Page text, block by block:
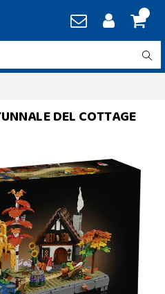
DEL COTTAGE